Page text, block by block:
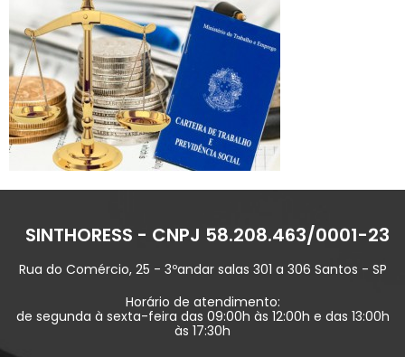
SINTHORESS - CNPJ 58.208.463/0001-23
Rua do Comércio, 25 - 3ºandar salas 301 a 306 Santos - SP
Horário de atendimento:
de segunda à sexta-feira das 09:00h às 12:00h e das 13:00h
às 17:30h